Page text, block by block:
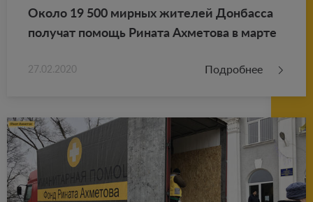
Около 19 500 мир­ных жи­те­лей Дон­бас­са
по­лу­чат по­мощь Ри­на­та Ах­ме­то­ва в марте
27.02.2020 Подробнее